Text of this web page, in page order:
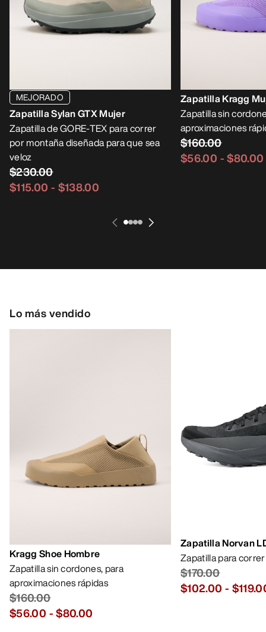
MEJORADO
Zapatilla Sylan GTX Mujer
Zapatilla de GORE-TEX para correr
por montaña diseñada para que sea
veloz
$230.00
$115.00 - $138.00
Zapatilla Kragg
Zapatilla sin
aproximaciones
$160.00
$56.00 -$80.00
Lo más vendido
Kragg Shoe Hombre
Zapatilla sin cordones, para
aproximaciones rápidas
$160.00
$56.00 -$80.00
Zapatilla Norvan
Zapatilla para
$170.00
$102.00 -